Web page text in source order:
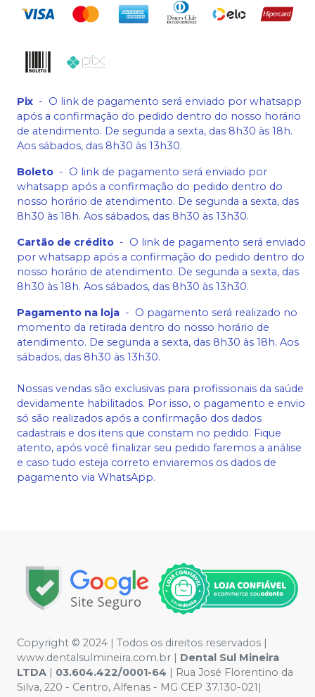
Pix - O link de pagamento será enviado por whatsapp
após a confirmação do pedido dentro do nosso horário
de atendimento. De segunda a sexta, das 8h30 às 18h.
Aos sábados, das 8h30 às 13h30.
Boleto - O link de pagamento será enviado por
whatsapp após a confirmação do pedido dentro do
nosso horário de atendimento. De segunda a sexta, das
8h30 às 18h. Aos sábados, das 8h30 às 13h30.
Cartão de crédito - O link de pagamento será enviado
por whatsapp após a confirmação do pedido dentro do
nosso horário de atendimento. De segunda a sexta, das
8h30 às 18h. Aos sábados, das 8h30 às 13h30.
Pagamento na loja - O pagamento será realizado no
momento da retirada dentro do nosso horário de
atendimento. De segunda a sexta, das 8h30 às 18h. Aos
sábados, das 8h30 às 13h30.
Nossas vendas são exclusivas para profissionais da saúde
devidamente habilitados. Por isso, o pagamento e envio
só são realizados após a confirmação dos dados
cadastrais e dos itens que constam no pedido. Fique
atento, após você finalizar seu pedido faremos a análise
e caso tudo esteja correto enviaremos os dados de
pagamento via WhatsApp.
Copyright © 2024 | Todos os direitos reservados |
www.dentalsulmineira.com.br | Dental Sul Mineira
LTDA | 03.604.422/0001-64 | Rua José Florentino da
Silva, 220 - Centro, Alfenas - MG CEP 37.130-021|